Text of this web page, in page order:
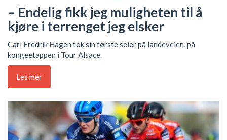
– Endelig fikk jeg muligheten til å
kjøre i terrenget jeg elsker
Carl Fredrik Hagen tok sin første seier på landeveien, på
kongeetappen i Tour Alsace.
Les mer